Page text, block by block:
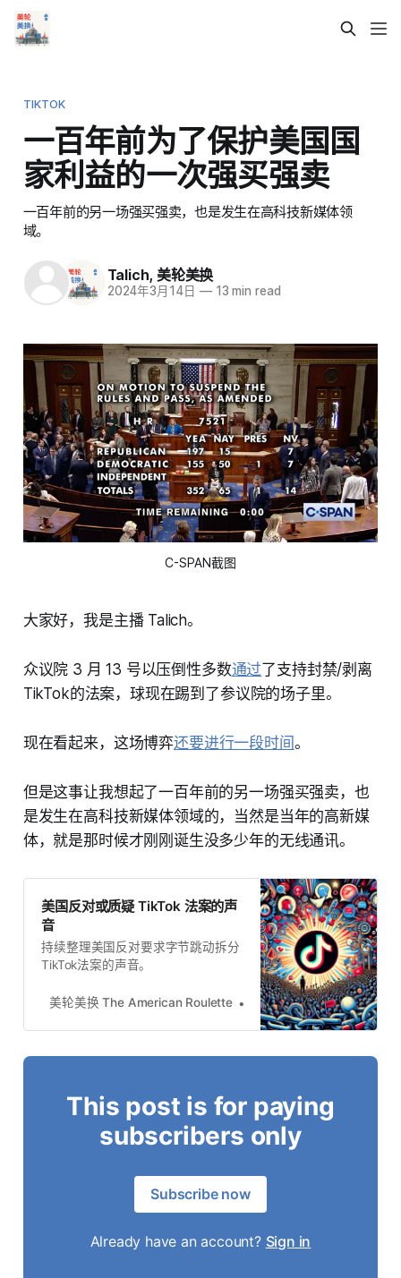
TIKTOK
一百年前为了保护美国国
家利益的一次强买强卖
一百年前的另一场强买强卖，也是发生在高科技新媒体领
域。
Talich,美轮美换
2024年3月14日 —13 min read
C-SPAN截图
大家好，我是主播 Talich。
众议院 3 月 13 号以压倒性多数通过了支持封禁/剥离
TikTok的法案，球现在踢到了参议院的场子里。
现在看起来，这场博弈还要进行一段时间。
但是这事让我想起了一百年前的另一场强买强卖，也
是发生在高科技新媒体领域的，当然是当年的高新媒
体，就是那时候才刚刚诞生没多少年的无线通讯。
美国反对或质疑 TikTok 法案的声
音
持续整理美国反对要求字节跳动拆分
TikTok法案的声音。
美轮美换 The American Roulette 美轮美换
This post is for paying
subscribers only
Subscribe now
Already have an account? Sign in